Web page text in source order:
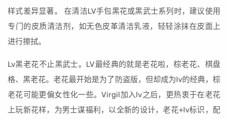
样式差异显著。 在清洁LV手包黑花或黑武士系列时，建议使用
专门的皮质清洁剂，如无色皮革清洁乳液，轻轻涂抹在皮面上
进行擦拭。
Lv黑老花不止黑武士。LV最经典的就是老花啦，棕老花、棋盘
格、黑老花。老花最开始是为了防盗版，但却成为lv的经典，棕
老花可能更偏女性化一些。Virgil加入lv之后，更热衷于在老花
上玩新花样，为男士谋福利，以全新的设计，老花+lv标识，配